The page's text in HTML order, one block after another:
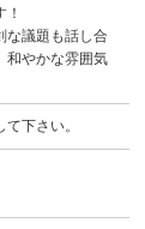
な議題も話し合
和やかな雰囲気
下さい。